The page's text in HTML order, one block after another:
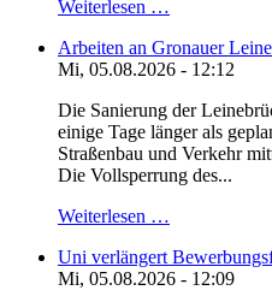
Weiterlesen …
Arbeiten an Gronauer
Mi, 05.08.2026 - 12:12
Die Sanierung der
einige Tage länger als
Straßenbau und Verkehr
Die Vollsperrung des...
Weiterlesen …
Uni verlängert
Mi, 05.08.2026 - 12:09